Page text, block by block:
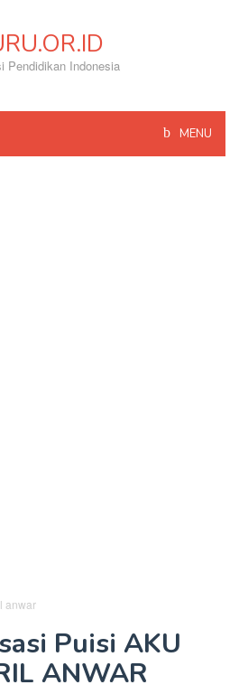
Pendidikan Indonesia
MENU
Puisi AKU
ANWAR